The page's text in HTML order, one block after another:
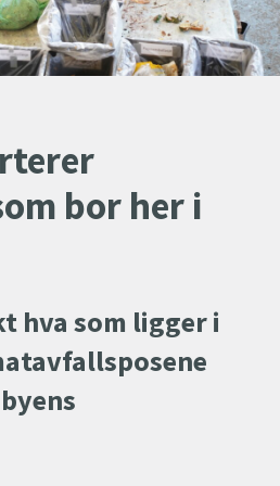
bor her i
hva som ligger i